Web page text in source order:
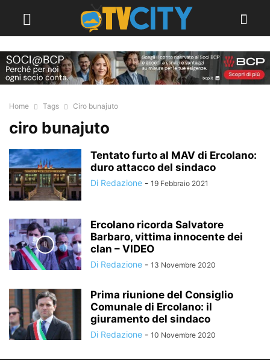
Home Tags Ciro bunajuto
ciro bunajuto
Tentato furto al MAV di Ercolano:
duro attacco del sindaco
Di Redazione - 19 Febbraio 2021
Ercolano ricorda Salvatore
Barbaro, vittima innocente dei
clan – VIDEO
Di Redazione - 13 Novembre 2020
Prima riunione del Consiglio
Comunale di Ercolano: il
giuramento del sindaco
Di Redazione - 10 Novembre 2020